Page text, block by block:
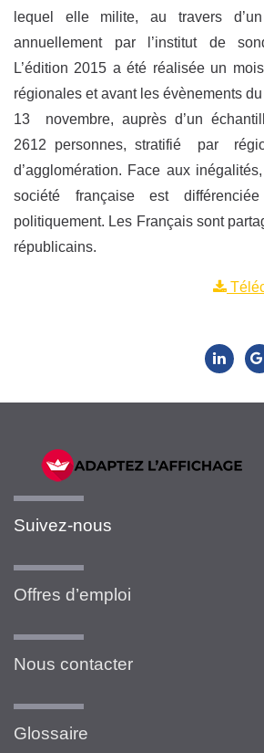
lequel elle milite, au travers
annuellement par l’institut de
L’édition 2015 a été réalisée un
régionales et avant les évènements du
13 novembre, auprès d’un
2612 personnes, stratifié par
d’agglomération. Face aux
société française est
politiquement. Les Français sont
républicains.
Suivez-nous
Offres d’emploi
Nous contacter
Glossaire